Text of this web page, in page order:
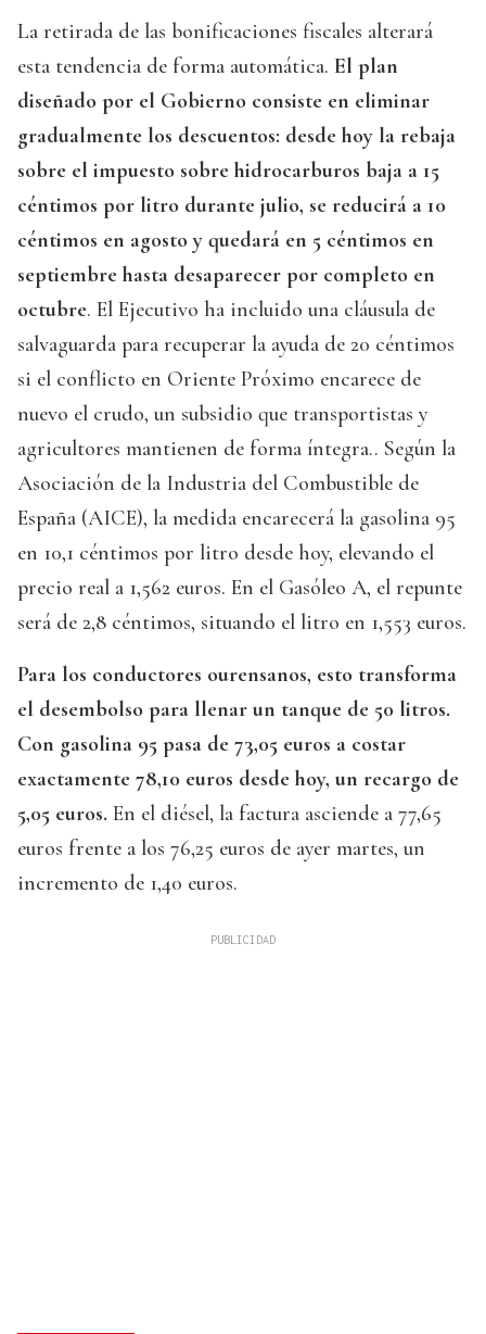
La retirada de las bonificaciones fiscales alterará
esta tendencia de forma automática. El plan
diseñado por el Gobierno consiste en eliminar
gradualmente los descuentos: desde hoy la rebaja
sobre el impuesto sobre hidrocarburos baja a 15
céntimos por litro durante julio, se reducirá a 10
céntimos en agosto y quedará en 5 céntimos en
septiembre hasta desaparecer por completo en
octubre. El Ejecutivo ha incluido una cláusula de
salvaguarda para recuperar la ayuda de 20 céntimos
si el conflicto en Oriente Próximo encarece de
nuevo el crudo, un subsidio que transportistas y
agricultores mantienen de forma íntegra.. Según la
Asociación de la Industria del Combustible de
España (AICE), la medida encarecerá la gasolina 95
en 10,1 céntimos por litro desde hoy, elevando el
precio real a 1,562 euros. En el Gasóleo A, el repunte
será de 2,8 céntimos, situando el litro en 1,553 euros.
Para los conductores ourensanos, esto transforma
el desembolso para llenar un tanque de 50 litros.
Con gasolina 95 pasa de 73,05 euros a costar
exactamente 78,10 euros desde hoy, un recargo de
5,05 euros. En el diésel, la factura asciende a 77,65
euros frente a los 76,25 euros de ayer martes, un
incremento de 1,40 euros.